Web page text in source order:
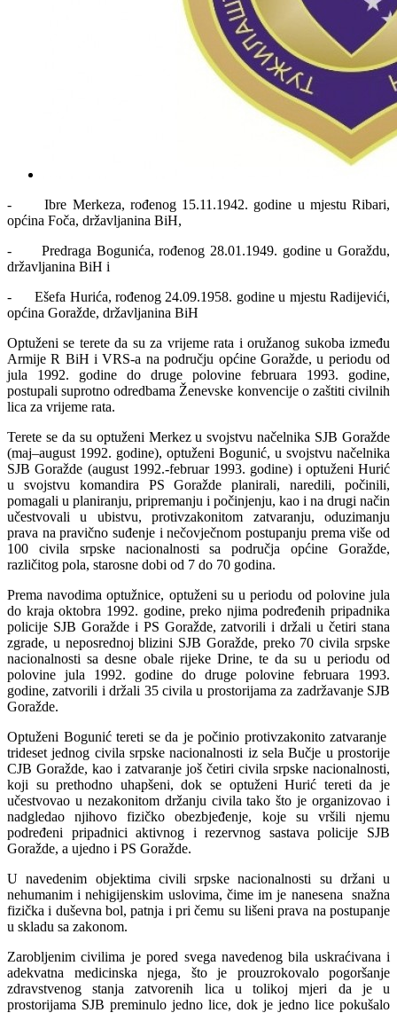
- Ibre Merkeza, rođenog 15.11.1942. godine u mjestu Ribari,
općina Foča, državljanina BiH,
- Predraga Bogunića, rođenog 28.01.1949. godine u Goraždu,
državljanina BiH i
- Ešefa Hurića, rođenog 24.09.1958. godine u mjestu Radijevići,
općina Goražde, državljanina BiH
Optuženi se terete da su za vrijeme rata i oružanog sukoba između
Armije R BiH i VRS-a na području općine Goražde, u periodu od
jula 1992. godine do druge polovine februara 1993. godine,
postupali suprotno odredbama Ženevske konvencije o zaštiti civilnih
lica za vrijeme rata.
Terete se da su optuženi Merkez u svojstvu načelnika SJB Goražde
(maj–august 1992. godine), optuženi Bogunić, u svojstvu načelnika
SJB Goražde (august 1992.-februar 1993. godine) i optuženi Hurić
u svojstvu komandira PS Goražde planirali, naredili, počinili,
pomagali u planiranju, pripremanju i počinjenju, kao i na drugi način
učestvovali u ubistvu, protivzakonitom zatvaranju, oduzimanju
prava na pravično suđenje i nečovječnom postupanju prema više od
100 civila srpske nacionalnosti sa područja općine Goražde,
različitog pola, starosne dobi od 7 do 70 godina.
Prema navodima optužnice, optuženi su u periodu od polovine jula
do kraja oktobra 1992. godine, preko njima podređenih pripadnika
policije SJB Goražde i PS Goražde, zatvorili i držali u četiri stana
zgrade, u neposrednoj blizini SJB Goražde, preko 70 civila srpske
nacionalnosti sa desne obale rijeke Drine, te da su u periodu od
polovine jula 1992. godine do druge polovine februara 1993.
godine, zatvorili i držali 35 civila u prostorijama za zadržavanje SJB
Goražde.
Optuženi Bogunić tereti se da je počinio protivzakonito zatvaranje
trideset jednog civila srpske nacionalnosti iz sela Bučje u prostorije
CJB Goražde, kao i zatvaranje još četiri civila srpske nacionalnosti,
koji su prethodno uhapšeni, dok se optuženi Hurić tereti da je
učestvovao u nezakonitom držanju civila tako što je organizovao i
nadgledao njihovo fizičko obezbjeđenje, koje su vršili njemu
podređeni pripadnici aktivnog i rezervnog sastava policije SJB
Goražde, a ujedno i PS Goražde.
U navedenim objektima civili srpske nacionalnosti su držani u
nehumanim i nehigijenskim uslovima, čime im je nanesena snažna
fizička i duševna bol, patnja i pri čemu su lišeni prava na postupanje
u skladu sa zakonom.
Zarobljenim civilima je pored svega navedenog bila uskraćivana i
adekvatna medicinska njega, što je prouzrokovalo pogoršanje
zdravstvenog stanja zatvorenih lica u tolikoj mjeri da je u
prostorijama SJB preminulo jedno lice, dok je jedno lice pokušalo